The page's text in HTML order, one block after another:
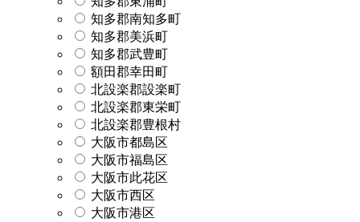
知多郡南知多町
知多郡美浜町
知多郡武豊町
額田郡幸田町
北設楽郡設楽町
北設楽郡東栄町
北設楽郡豊根村
大阪市都島区
大阪市福島区
大阪市此花区
大阪市西区
大阪市港区